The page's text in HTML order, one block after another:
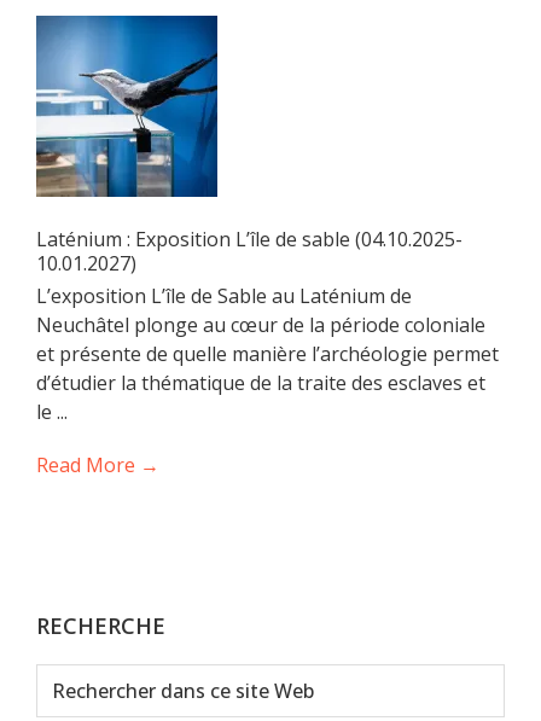
Laténium : Exposition L’île de sable (04.10.2025-
10.01.2027)
L’exposition L’île de Sable au Laténium de
Neuchâtel plonge au cœur de la période coloniale
et présente de quelle manière l’archéologie permet
d’étudier la thématique de la traite des esclaves et
le ...
Read More →
RECHERCHE
Rechercher
dans